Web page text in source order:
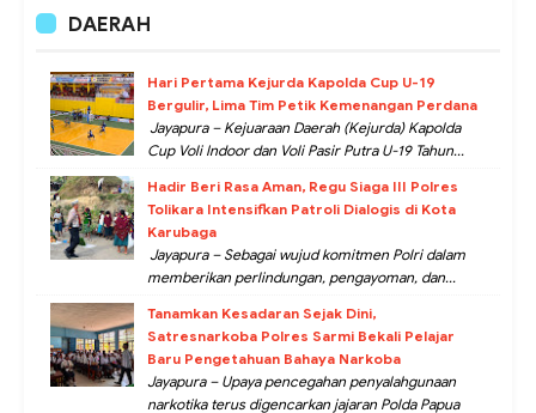
DAERAH
Hari Pertama Kejurda Kapolda Cup U-19
Bergulir, Lima Tim Petik Kemenangan Perdana
Jayapura – Kejuaraan Daerah (Kejurda) Kapolda
Cup Voli Indoor dan Voli Pasir Putra U-19 Tahun...
Hadir Beri Rasa Aman, Regu Siaga III Polres
Tolikara Intensifkan Patroli Dialogis di Kota
Karubaga
Jayapura – Sebagai wujud komitmen Polri dalam
memberikan perlindungan, pengayoman, dan...
Tanamkan Kesadaran Sejak Dini,
Satresnarkoba Polres Sarmi Bekali Pelajar
Baru Pengetahuan Bahaya Narkoba
Jayapura – Upaya pencegahan penyalahgunaan
narkotika terus digencarkan jajaran Polda Papua